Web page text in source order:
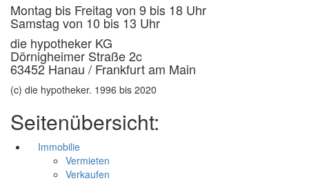
Montag bis Freitag von 9 bis 18 Uhr
Samstag von 10 bis 13 Uhr
die hypotheker KG
Dörnigheimer Straße 2c
63452 Hanau / Frankfurt am Main
(c) die hypotheker. 1996 bis 2020
Seitenübersicht:
Immobilie
Vermieten
Verkaufen